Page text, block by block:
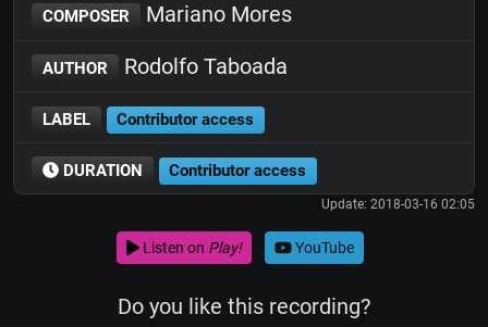
COMPOSER Mariano Mores
AUTHOR Rodolfo Taboada
LABEL Contributor access
DURATION Contributor access
Update: 2018-03-16 02:05
Listen on Play! YouTube
Do you like this recording?